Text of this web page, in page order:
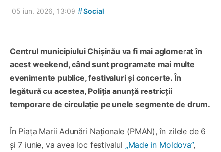
05 iun. 2026, 13:09 #Social
Centrul municipiului Chișinău va fi mai aglomerat în
acest weekend, când sunt programate mai multe
evenimente publice, festivaluri și concerte. În
legătură cu acestea, Poliția anunță restricții
temporare de circulație pe unele segmente de drum.
În Piața Marii Adunări Naționale (PMAN), în zilele de 6
și 7 iunie, va avea loc festivalul „Made in Moldova”,